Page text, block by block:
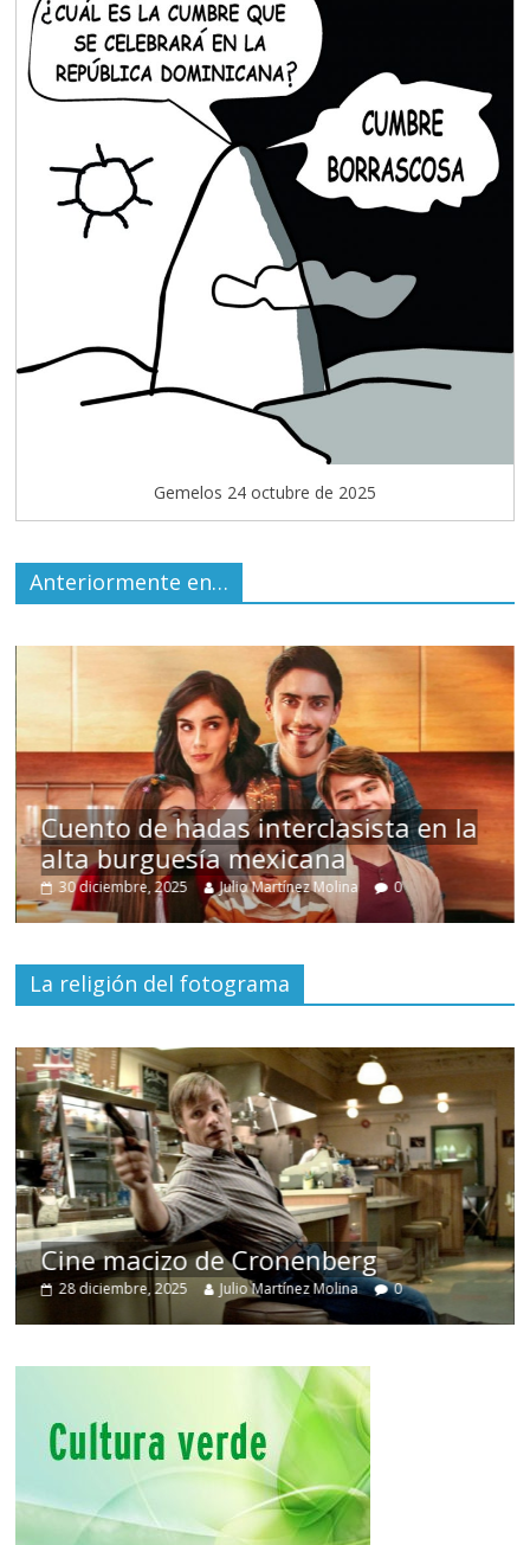
Gemelos 24 octubre de 2025
Anteriormente en…
Cuento de hadas interclasista en la
alta burguesía mexicana
30 diciembre, 2025 Julio Martínez Molina 0
La religión del fotograma
Cine macizo de Cronenberg
28 diciembre, 2025 Julio Martínez Molina 0